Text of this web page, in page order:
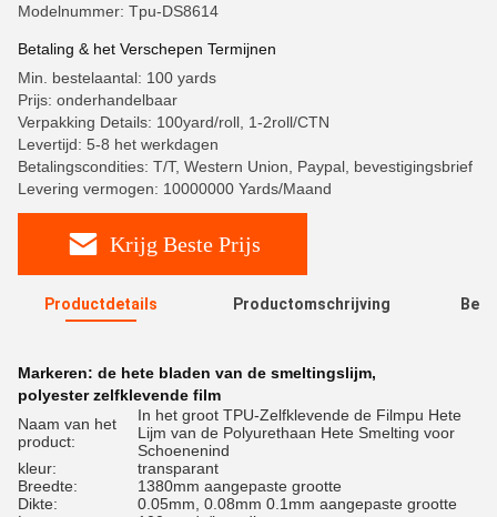
Modelnummer: Tpu-DS8614
Betaling & het Verschepen Termijnen
Min. bestelaantal: 100 yards
Prijs: onderhandelbaar
Verpakking Details: 100yard/roll, 1-2roll/CTN
Levertijd: 5-8 het werkdagen
Betalingscondities: T/T, Western Union, Paypal, bevestigingsbrief
Levering vermogen: 10000000 Yards/Maand
Krijg Beste Prijs
Productdetails Productomschrijving
Markeren: de hete bladen van de smeltingslijm,
polyester zelfklevende film
Naam van het
product:
In het groot TPU-Zelfklevende de Filmpu Hete
Lijm van de Polyurethaan Hete Smelting voor
Schoenenind
kleur:
transparant
Breedte:
1380mm aangepaste grootte
Dikte:
0.05mm, 0.08mm 0.1mm aangepaste grootte